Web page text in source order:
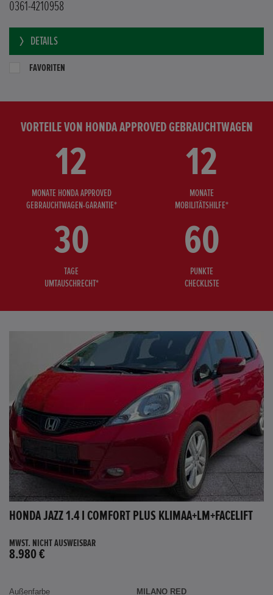
0361-4210958
DETAILS
FAVORITEN
VORTEILE VON HONDA APPROVED GEBRAUCHTWAGEN
12
MONATE HONDA APPROVED
GEBRAUCHTWAGEN-GARANTIE*
12
MONATE
MOBILITÄTSHILFE*
30
TAGE
UMTAUSCHRECHT*
60
PUNKTE
CHECKLISTE
HONDA JAZZ 1.4 I COMFORT PLUS KLIMAA+LM+FACELIFT
MWST. NICHT AUSWEISBAR
8.980 €
Außenfarbe
MILANO RED